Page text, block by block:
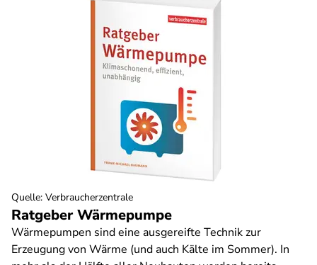
Ratgeber Wärmepumpe
Wärmepumpen sind eine ausgereifte Technik zur
Erzeugung von Wärme (und auch Kälte im Sommer). In
Quelle: Verbraucherzentrale